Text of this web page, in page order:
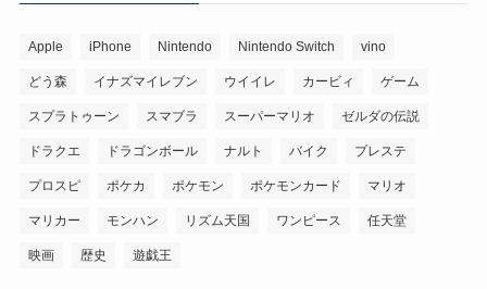
Apple iPhone Nintendo Nintendo Switch vino
どう森 イナズマイレブン ウイイレ カービィ ゲーム
スプラトゥーン スマブラ スーパーマリオ ゼルダの伝説
ドラクエ ドラゴンボール ナルト バイク プレステ
プロスピ ポケカ ポケモン ポケモンカード マリオ
マリカー モンハン リズム天国 ワンピース 任天堂
映画 歴史 遊戯王